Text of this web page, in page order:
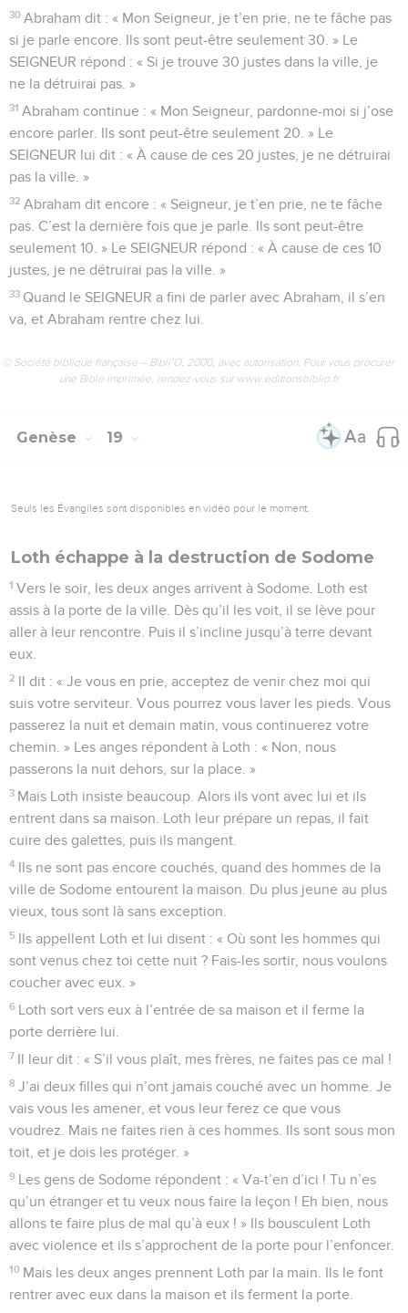
30 Abraham dit : « Mon Seigneur, je t’en prie, ne te fâche pas
si je parle encore. Ils sont peut-être seulement 30. » Le
SEIGNEUR répond : « Si je trouve 30 justes dans la ville, je
ne la détruirai pas. »
31 Abraham continue : « Mon Seigneur, pardonne-moi si j’ose
encore parler. Ils sont peut-être seulement 20. » Le
SEIGNEUR lui dit : « À cause de ces 20 justes, je ne détruirai
pas la ville. »
32 Abraham dit encore : « Seigneur, je t’en prie, ne te fâche
pas. C’est la dernière fois que je parle. Ils sont peut-être
seulement 10. » Le SEIGNEUR répond : « À cause de ces 10
justes, je ne détruirai pas la ville. »
33 Quand le SEIGNEUR a fini de parler avec Abraham, il s’en
va, et Abraham rentre chez lui.
© Société biblique française – Bibli’O, 2000, avec autorisation. Pour vous procurer
une Bible imprimée, rendez-vous sur www.editionsbiblio.fr
Genèse 19
Seuls les Évangiles sont disponibles en vidéo pour le moment.
Loth échappe à la destruction de Sodome
1 Vers le soir, les deux anges arrivent à Sodome. Loth est
assis à la porte de la ville. Dès qu’il les voit, il se lève pour
aller à leur rencontre. Puis il s’incline jusqu’à terre devant
eux.
2 Il dit : « Je vous en prie, acceptez de venir chez moi qui
suis votre serviteur. Vous pourrez vous laver les pieds. Vous
passerez la nuit et demain matin, vous continuerez votre
chemin. » Les anges répondent à Loth : « Non, nous
passerons la nuit dehors, sur la place. »
3 Mais Loth insiste beaucoup. Alors ils vont avec lui et ils
entrent dans sa maison. Loth leur prépare un repas, il fait
cuire des galettes, puis ils mangent.
4 Ils ne sont pas encore couchés, quand des hommes de la
ville de Sodome entourent la maison. Du plus jeune au plus
vieux, tous sont là sans exception.
5 Ils appellent Loth et lui disent : « Où sont les hommes qui
sont venus chez toi cette nuit ? Fais-les sortir, nous voulons
coucher avec eux. »
6 Loth sort vers eux à l’entrée de sa maison et il ferme la
porte derrière lui.
7 Il leur dit : « S’il vous plaît, mes frères, ne faites pas ce mal !
8 J’ai deux filles qui n’ont jamais couché avec un homme. Je
vais vous les amener, et vous leur ferez ce que vous
voudrez. Mais ne faites rien à ces hommes. Ils sont sous mon
toit, et je dois les protéger. »
9 Les gens de Sodome répondent : « Va-t’en d’ici ! Tu n’es
qu’un étranger et tu veux nous faire la leçon ! Eh bien, nous
allons te faire plus de mal qu’à eux ! » Ils bousculent Loth
avec violence et ils s’approchent de la porte pour l’enfoncer.
10 Mais les deux anges prennent Loth par la main. Ils le font
rentrer avec eux dans la maison et ils ferment la porte.